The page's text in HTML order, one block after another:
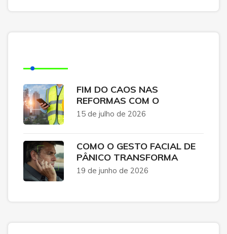
FIM DO CAOS NAS
REFORMAS COM O
15 de julho de 2026
COMO O GESTO FACIAL DE
PÂNICO TRANSFORMA
19 de junho de 2026